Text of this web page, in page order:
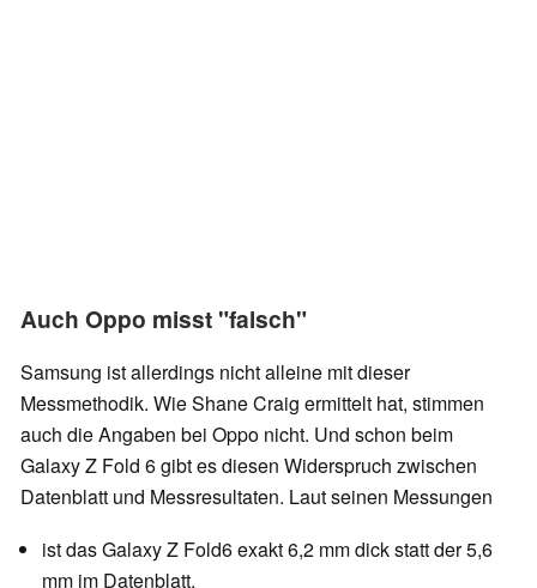
Auch Oppo misst "falsch"
Samsung ist allerdings nicht alleine mit dieser
Messmethodik. Wie Shane Craig ermittelt hat, stimmen
auch die Angaben bei Oppo nicht. Und schon beim
Galaxy Z Fold 6 gibt es diesen Widerspruch zwischen
Datenblatt und Messresultaten. Laut seinen Messungen
ist das Galaxy Z Fold6 exakt 6,2 mm dick statt der 5,6
mm im Datenblatt.